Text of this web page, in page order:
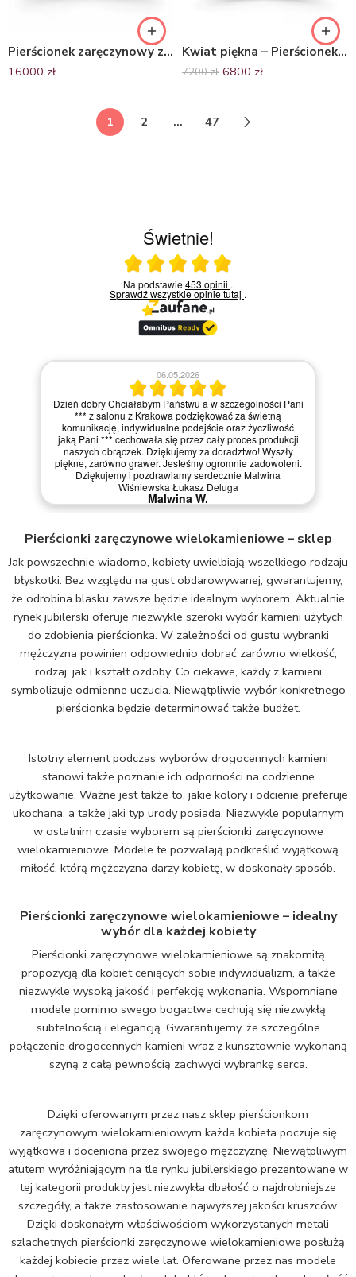
Pierścionek zaręczynowy z białego złota z brylantami – Błysk Miłości
16000 zł
Kwiat piękna – Pierścionek zaręczynowy Diamond Sky z białego złota z różowym szafirem oraz diamentami 585
7200zł 6800 zł
1 2 … 47
Świetnie!
Ocena średnia 5 na 5
Na podstawie453 opinii .
Sprawdź wszystkie opinietutaj .
06.05.2026
Dzień dobry Chciałabym Państwu a w szczególności Pani
*** z salonu z Krakowa podziękować za świetną
komunikację, indywidualne podejście oraz życzliwość
jaką Pani *** cechowała się przez cały proces produkcji
naszych obrączek. Dziękujemy za doradztwo! Wyszły
piękne, zarówno grawer. Jesteśmy ogromnie zadowoleni.
Dziękujemy i pozdrawiamy serdecznie Malwina
Wiśniewska Łukasz Deluga
Malwina W.
Pierścionki zaręczynowe wielokamieniowe – sklep
Jak powszechnie wiadomo, kobiety uwielbiają wszelkiego rodzaju
błyskotki. Bez względu na gust obdarowywanej, gwarantujemy,
że odrobina blasku zawsze będzie idealnym wyborem. Aktualnie
rynek jubilerski oferuje niezwykle szeroki wybór kamieni użytych
do zdobienia pierścionka. W zależności od gustu wybranki
mężczyzna powinien odpowiednio dobrać zarówno wielkość,
rodzaj, jak i kształt ozdoby. Co ciekawe, każdy z kamieni
symbolizuje odmienne uczucia. Niewątpliwie wybór konkretnego
pierścionka będzie determinować także budżet.
Istotny element podczas wyborów drogocennych kamieni
stanowi także poznanie ich odporności na codzienne
użytkowanie. Ważne jest także to, jakie kolory i odcienie preferuje
ukochana, a także jaki typ urody posiada. Niezwykle popularnym
w ostatnim czasie wyborem są pierścionki zaręczynowe
wielokamieniowe. Modele te pozwalają podkreślić wyjątkową
miłość, którą mężczyzna darzy kobietę, w doskonały sposób.
Pierścionki zaręczynowe wielokamieniowe – idealny
wybór dla każdej kobiety
Pierścionki zaręczynowe wielokamieniowe są znakomitą
propozycją dla kobiet ceniących sobie indywidualizm, a także
niezwykle wysoką jakość i perfekcję wykonania. Wspomniane
modele pomimo swego bogactwa cechują się niezwykłą
subtelnością i elegancją. Gwarantujemy, że szczególne
połączenie drogocennych kamieni wraz z kunsztownie wykonaną
szyną z całą pewnością zachwyci wybrankę serca.
Dzięki oferowanym przez nasz sklep pierścionkom
zaręczynowym wielokamieniowym każda kobieta poczuje się
wyjątkowa i doceniona przez swojego mężczyznę. Niewątpliwym
atutem wyróżniającym na tle rynku jubilerskiego prezentowane w
tej kategorii produkty jest niezwykła dbałość o najdrobniejsze
szczegóły, a także zastosowanie najwyższej jakości kruszców.
Dzięki doskonałym właściwościom wykorzystanych metali
szlachetnych pierścionki zaręczynowe wielokamieniowe posłużą
każdej kobiecie przez wiele lat. Oferowane przez nas modele